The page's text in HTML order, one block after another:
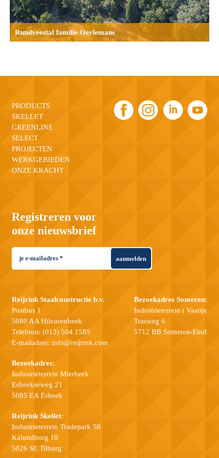
Rundveestal familie Oerlemans
PRODUCTS
SKELLET
GREENLINE
SELECT
PROJECTEN
WERKGEBIEDEN
ONZE KRACHT
Registreren voor
onze nieuwsbrief
aanmelden
Reijrink Staalconstructie b.v.
Postbus 1
5080 AA Hilvarenbeek
Telefoon: (013) 504 1585
E-mailadres: info@reijrink.com
Bezoekadres:
Industrieterrein Mierbeek
Esbeekseweg 21
5085 EA Esbeek
Bezoekadres Someren:
Industrieterrein t Vaartje
Trasweg 6
5712 BB Someren-Eind
Reijrink Skellet:
Industrieterrein Tradepark 58
Kalundborg 10
5026 SE Tilburg